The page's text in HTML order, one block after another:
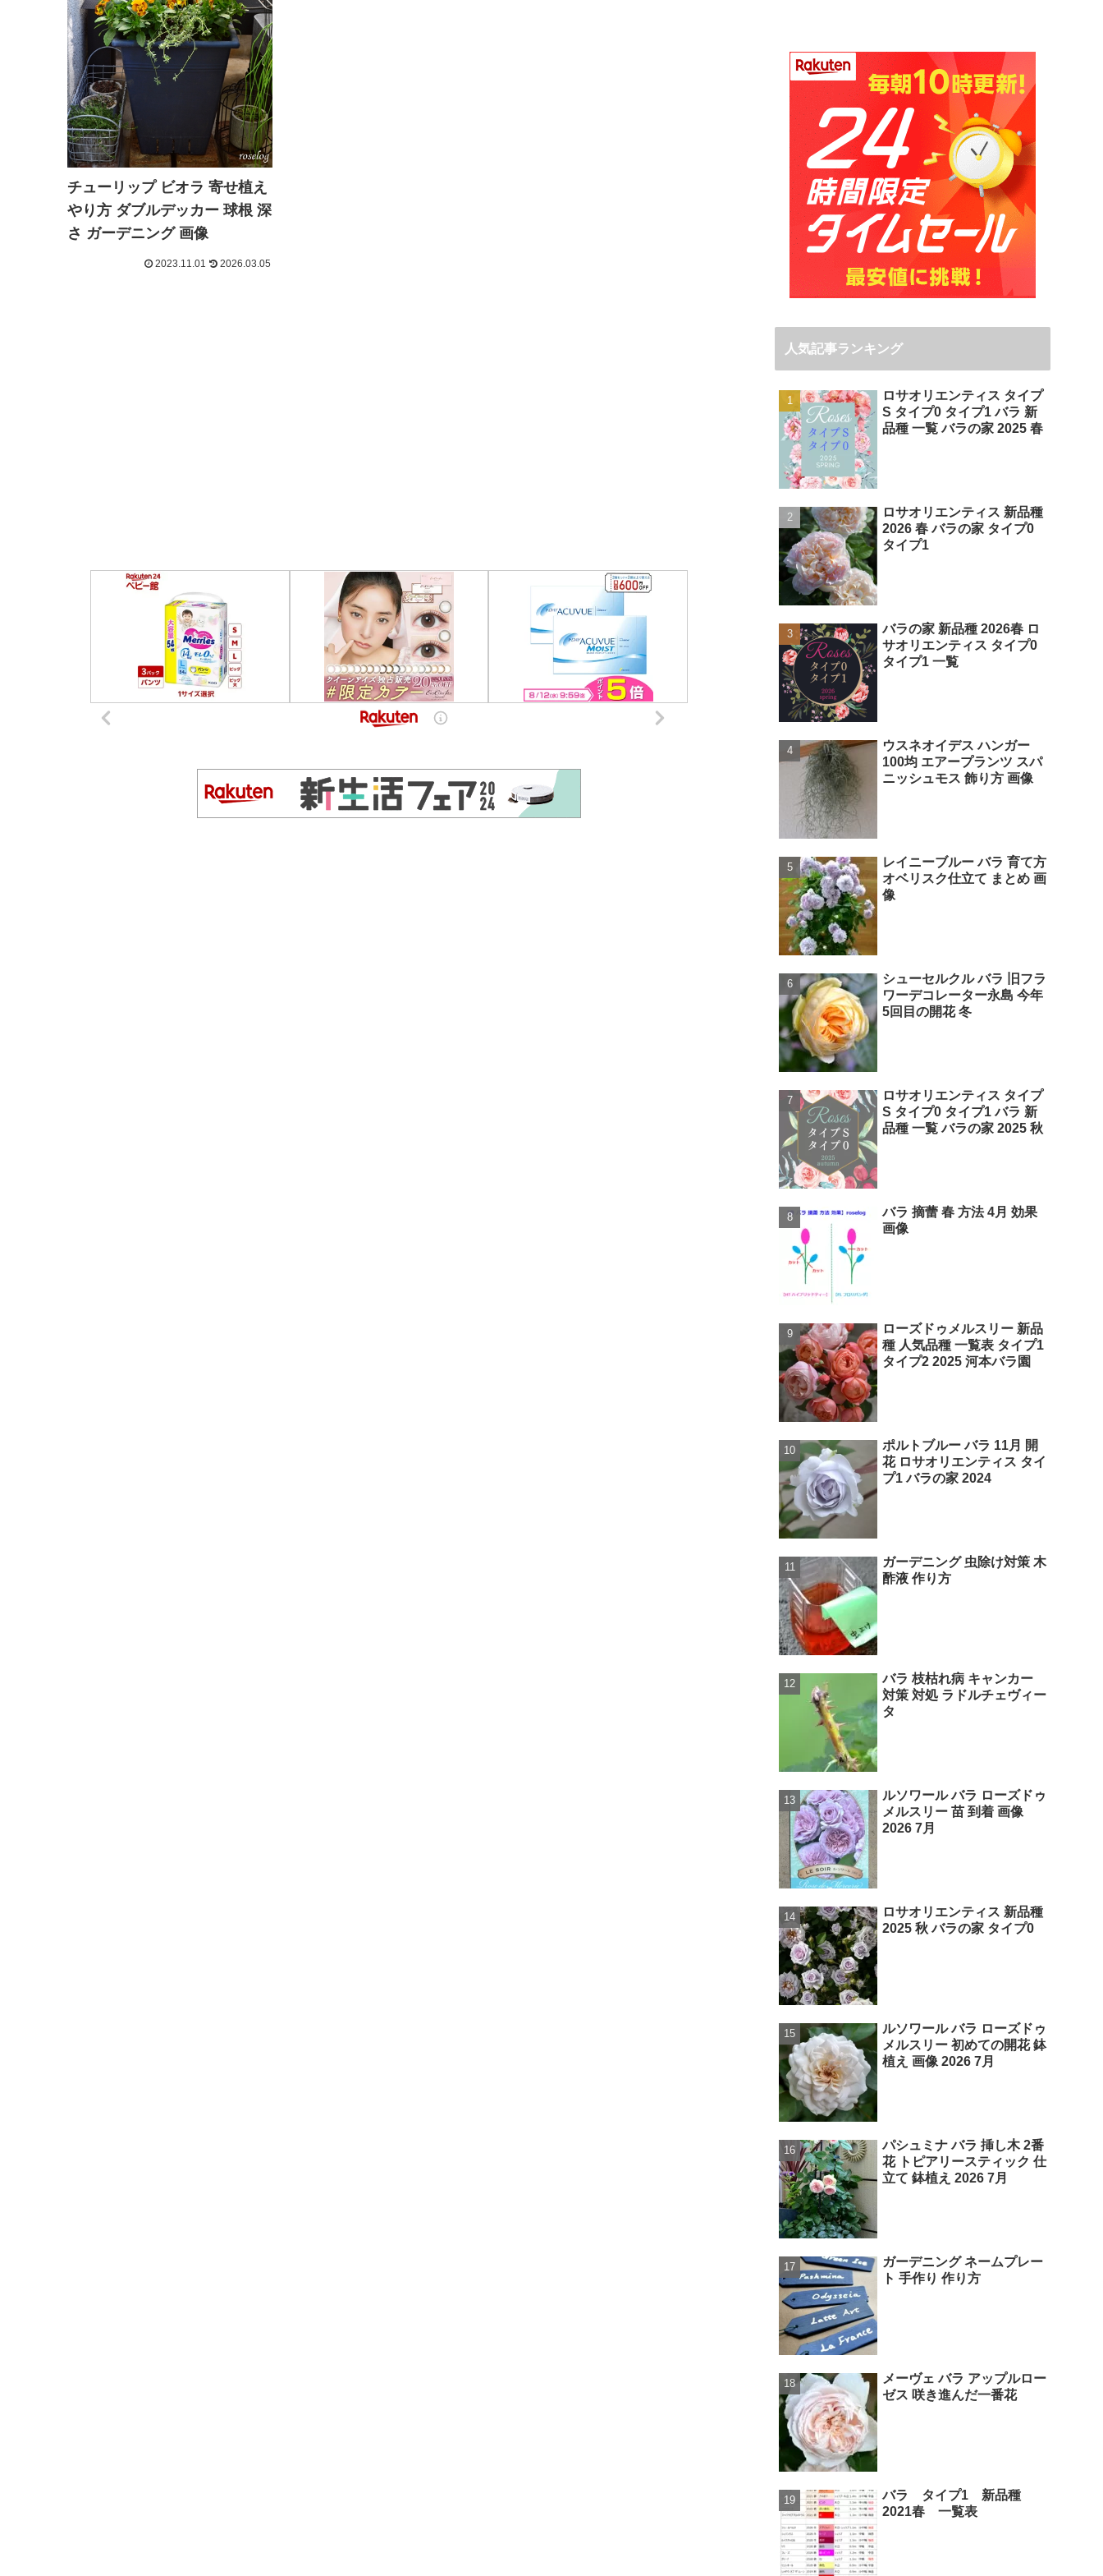
チューリップ ビオラ 寄せ植え
やり方 ダブルデッカー 球根 深
さ ガーデニング 画像
2023.11.01 2026.03.05
人気記事ランキング
ロサオリエンティス タイプ
S タイプ0 タイプ1 バラ 新
品種 一覧 バラの家 2025 春
ロサオリエンティス 新品種
2026 春 バラの家 タイプ0
タイプ1
バラの家 新品種 2026春 ロ
サオリエンティス タイプ0
タイプ1 一覧
ウスネオイデス ハンガー
100均 エアープランツ スパ
ニッシュモス 飾り方 画像
レイニーブルー バラ 育て方
オベリスク仕立て まとめ 画
像
シューセルクル バラ 旧フラ
ワーデコレーター永島 今年
5回目の開花 冬
ロサオリエンティス タイプ
S タイプ0 タイプ1 バラ 新
品種 一覧 バラの家 2025 秋
バラ 摘蕾 春 方法 4月 効果
画像
ローズドゥメルスリー 新品
種 人気品種 一覧表 タイプ1
タイプ2 2025 河本バラ園
ポルトブルー バラ 11月 開
花 ロサオリエンティス タイ
プ1 バラの家 2024
ガーデニング 虫除け対策 木
酢液 作り方
バラ 枝枯れ病 キャンカー
対策 対処 ラドルチェヴィー
タ
ルソワール バラ ローズドゥ
メルスリー 苗 到着 画像
2026 7月
ロサオリエンティス 新品種
2025 秋 バラの家 タイプ0
ルソワール バラ ローズドゥ
メルスリー 初めての開花 鉢
植え 画像 2026 7月
パシュミナ バラ 挿し木 2番
花 トピアリースティック 仕
立て 鉢植え 2026 7月
ガーデニング ネームプレー
ト 手作り 作り方
メーヴェ バラ アップルロー
ゼス 咲き進んだ一番花
バラ タイプ1 新品種
2021春 一覧表